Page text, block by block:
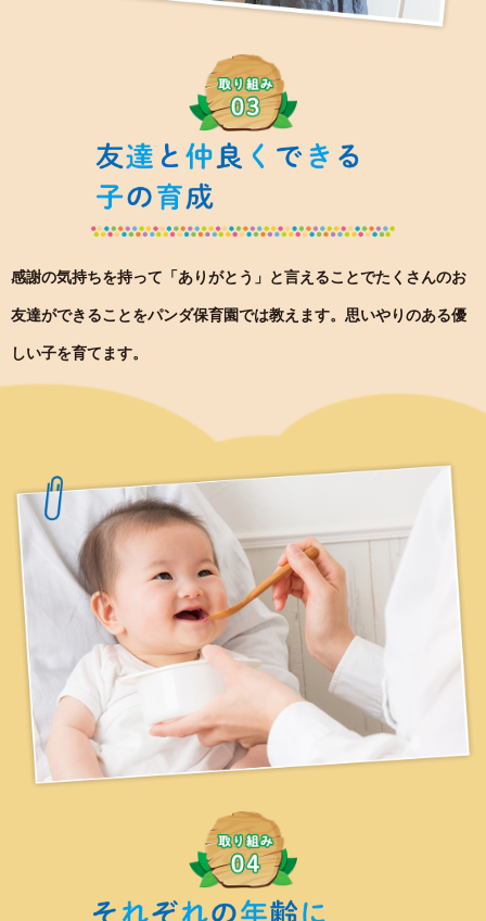
感謝の気持ちを持って「ありがとう」と言えることでたくさんのお
友達ができることをパンダ保育園では教えます。 思いやりのある優
しい子を育てます。